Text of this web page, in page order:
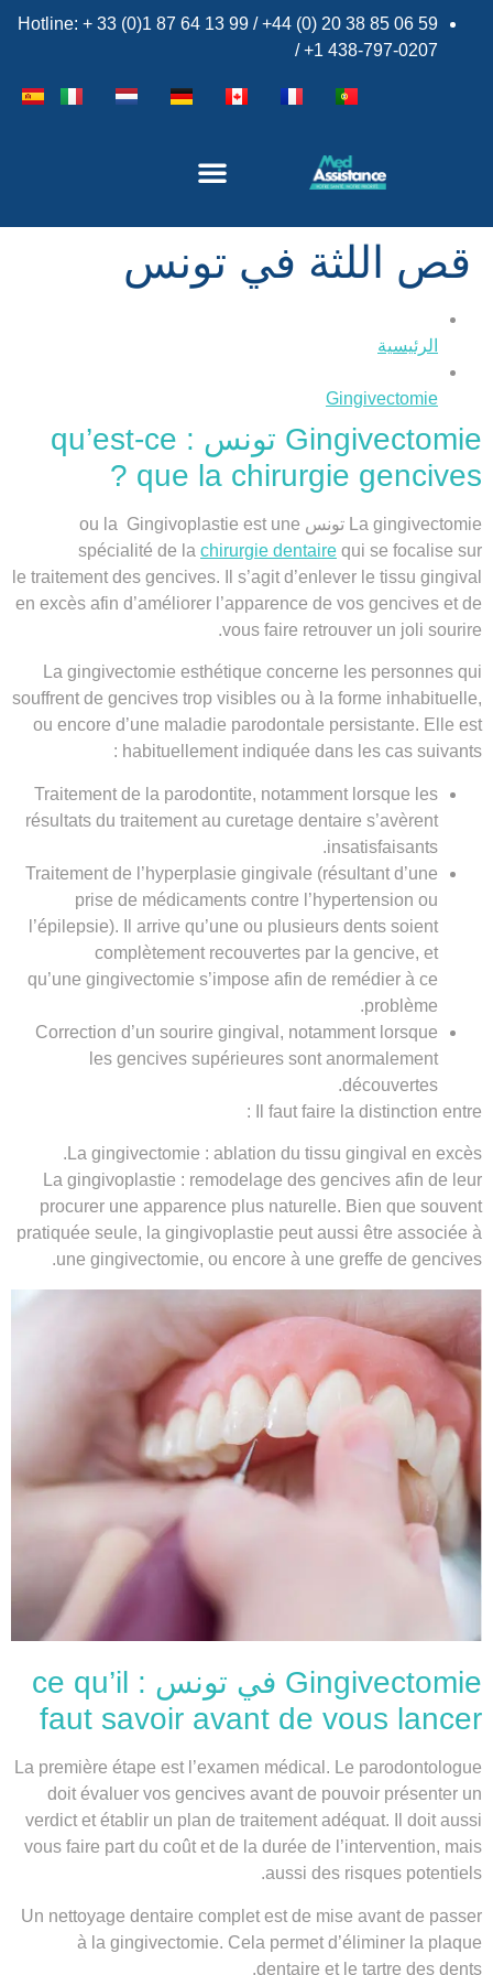
Hotline: + 33 (0)1 87 64 13 99 / +44 (0) 20 38 85 06 59
/ +1 438-797-0207
قص اللثة في تونس
الرئيسية
Gingivectomie
Gingivectomie تونس : qu’est-ce
que la chirurgie gencives ?
La gingivectomie تونس ou la Gingivoplastie est une
spécialité de la chirurgie dentaire qui se focalise sur
le traitement des gencives. Il s’agit d’enlever le tissu gingival
en excès afin d’améliorer l’apparence de vos gencives et de
vous faire retrouver un joli sourire.
La gingivectomie esthétique concerne les personnes qui
souffrent de gencives trop visibles ou à la forme inhabituelle,
ou encore d’une maladie parodontale persistante. Elle est
habituellement indiquée dans les cas suivants :
Traitement de la parodontite, notamment lorsque les
résultats du traitement au curetage dentaire s’avèrent
insatisfaisants.
Traitement de l’hyperplasie gingivale (résultant d’une
prise de médicaments contre l’hypertension ou
l’épilepsie). Il arrive qu’une ou plusieurs dents soient
complètement recouvertes par la gencive, et
qu’une gingivectomie s’impose afin de remédier à ce
problème.
Correction d’un sourire gingival, notamment lorsque
les gencives supérieures sont anormalement
découvertes.
Il faut faire la distinction entre :
La gingivectomie : ablation du tissu gingival en excès.
La gingivoplastie : remodelage des gencives afin de leur
procurer une apparence plus naturelle. Bien que souvent
pratiquée seule, la gingivoplastie peut aussi être associée à
une gingivectomie, ou encore à une greffe de gencives.
Gingivectomie في تونس : ce qu’il
faut savoir avant de vous lancer
La première étape est l’examen médical. Le parodontologue
doit évaluer vos gencives avant de pouvoir présenter un
verdict et établir un plan de traitement adéquat. Il doit aussi
vous faire part du coût et de la durée de l’intervention, mais
aussi des risques potentiels.
Un nettoyage dentaire complet est de mise avant de passer
à la gingivectomie. Cela permet d’éliminer la plaque
dentaire et le tartre des dents.